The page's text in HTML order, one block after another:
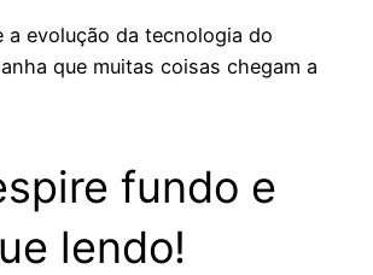
a evolução da tecnologia do
que muitas coisas chegam a
fundo e
lendo!